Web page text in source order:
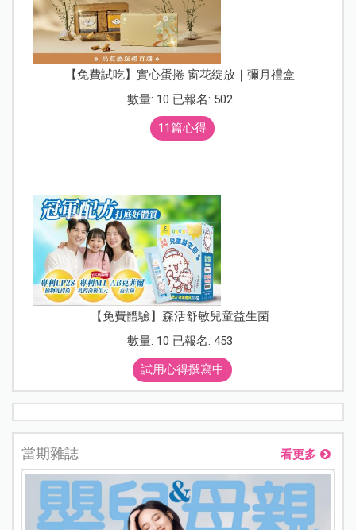
【免費試吃】實心蛋捲 窗花綻放｜彌月禮盒
數量: 10 已報名: 502
11篇心得
【免費體驗】森活舒敏兒童益生菌
數量: 10 已報名: 453
試用心得撰寫中
當期雜誌 看更多